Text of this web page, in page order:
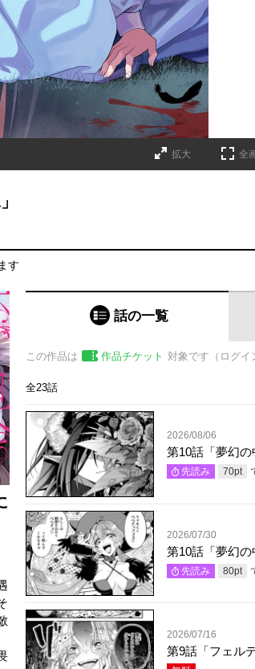
拡大 全
す
話の一覧
この作品は 作品チケット 対象です（ログイ
全23話
2026/08/06
第10話「夢幻の
先読み 70pt
2026/07/30
第10話「夢幻の
先読み 80pt
2026/07/16
第9話「フェル